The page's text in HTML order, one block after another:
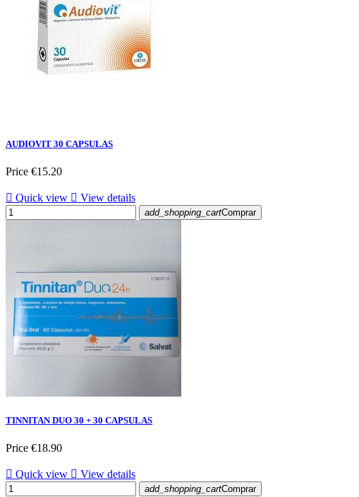
AUDIOVIT 30 CAPSULAS
Price €15.20
 Quick view  View details
add_shopping_cartComprar
TINNITAN DUO 30 + 30 CAPSULAS
Price €18.90
 Quick view  View details
add_shopping_cartComprar